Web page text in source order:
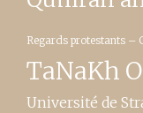
Regards protestants –
TaNaKh
Université de